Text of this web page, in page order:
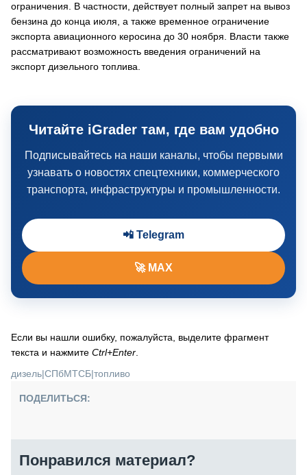
ограничения. В частности, действует полный запрет на вывоз
бензина до конца июля, а также временное ограничение
экспорта авиационного керосина до 30 ноября. Власти также
рассматривают возможность введения ограничений на
экспорт дизельного топлива.
Читайте iGrader там, где вам удобно
Подписывайтесь на наши каналы, чтобы первыми
узнавать о новостях спецтехники, коммерческого
транспорта, инфраструктуры и промышленности.
📲 Telegram
🚀 MAX
Если вы нашли ошибку, пожалуйста, выделите фрагмент
текста и нажмите Ctrl+Enter
дизель|СПбМТСБ|топливо
ПОДЕЛИТЬСЯ:
Понравился материал?